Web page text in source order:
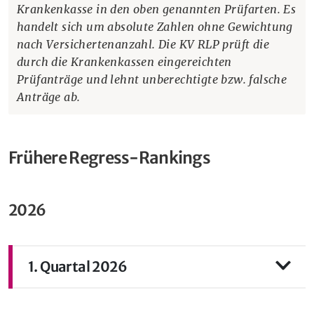
Krankenkasse in den oben genannten Prüfarten. Es
handelt sich um absolute Zahlen ohne Gewichtung
nach Versichertenanzahl. Die KV RLP prüft die
durch die Krankenkassen eingereichten
Prüfanträge und lehnt unberechtigte bzw. falsche
Anträge ab.
Frühere Regress-Rankings
2026
1. Quartal 2026